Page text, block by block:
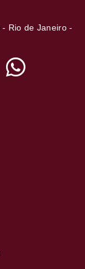
Rio de Janeiro -